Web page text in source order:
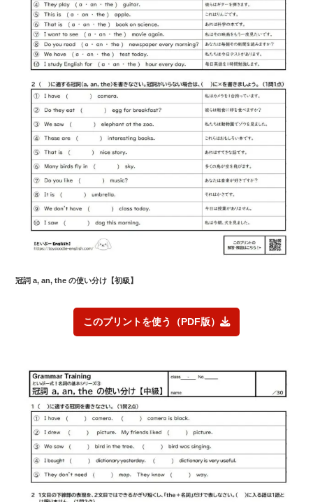
冠詞 a, an, the の使い分け 【初級】
このプリントを使う（PDF版）